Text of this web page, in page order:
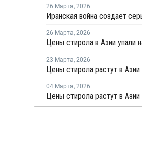
26 Марта, 2026
26 Марта, 2026
23 Марта, 2026
04 Марта, 2026
Цены стирола растут в Азии